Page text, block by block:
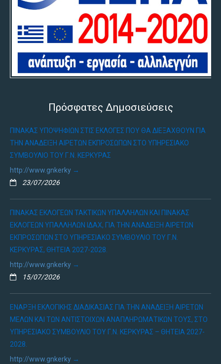
Πρόσφατες Δημοσιεύσεις
ΠΊΝΑΚΑΣ ΥΠΟΨΗΦΊΩΝ ΣΤΙΣ ΕΚΛΟΓΈΣ ΠΟΥ ΘΑ ΔΙΕΞΑΧΘΟΎΝ ΓΙΑ
ΤΗΝ ΑΝΆΔΕΙΞΗ ΑΙΡΕΤΏΝ ΕΚΠΡΟΣΏΠΩΝ ΣΤΟ ΥΠΗΡΕΣΙΑΚΌ
ΣΥΜΒΟΎΛΙΟ ΤΟΥ Γ.Ν. ΚΈΡΚΥΡΑΣ
http://www.gnkerky
23/07/2026
ΠΊΝΑΚΑΣ ΕΚΛΟΓΈΩΝ ΤΑΚΤΙΚΏΝ ΥΠΑΛΛΉΛΩΝ ΚΑΙ ΠΊΝΑΚΑΣ
ΕΚΛΟΓΈΩΝ ΥΠΑΛΛΉΛΩΝ ΙΔΑΧ, ΓΙΑ ΤΗΝ ΑΝΆΔΕΙΞΗ ΑΙΡΕΤΏΝ
ΕΚΠΡΟΣΏΠΩΝ ΣΤΟ ΥΠΗΡΕΣΙΑΚΌ ΣΥΜΒΟΎΛΙΟ ΤΟΥ Γ.Ν.
ΚΈΡΚΥΡΑΣ, ΘΗΤΕΊΑ 2027-2028.
http://www.gnkerky
15/07/2026
ΈΝΑΡΞΗ ΕΚΛΟΓΙΚΉΣ ΔΙΑΔΙΚΑΣΊΑΣ ΓΙΑ ΤΗΝ ΑΝΆΔΕΙΞΗ ΑΙΡΕΤΏΝ
ΜΕΛΏΝ ΚΑΙ ΤΩΝ ΑΝΤΊΣΤΟΙΧΩΝ ΑΝΑΠΛΗΡΩΜΑΤΙΚΏΝ ΤΟΥΣ, ΣΤΟ
ΥΠΗΡΕΣΙΑΚΌ ΣΥΜΒΟΎΛΙΟ ΤΟΥ Γ.Ν. ΚΈΡΚΥΡΑΣ – ΘΗΤΕΙΑ 2027-
2028.
http://www.gnkerky